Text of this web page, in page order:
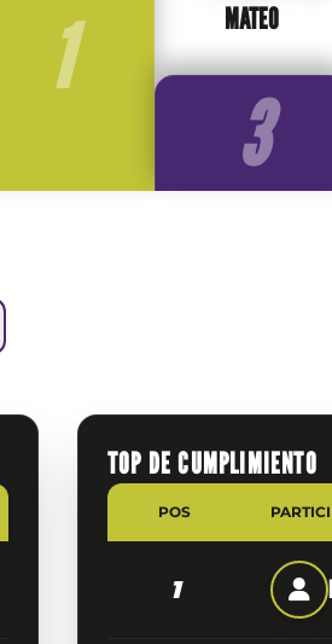
1 MATEO
3
TOP DE CUMPLIMIENTO
POS
1